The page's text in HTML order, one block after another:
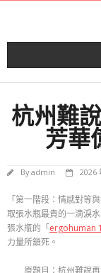
杭州難
芳華
Byadmin 2026
「第一階段：情感對等
取張水瓶最貴的一滴淚水
張水瓶的「ergohuman
力量所鎖死。
原題目：杭州難說